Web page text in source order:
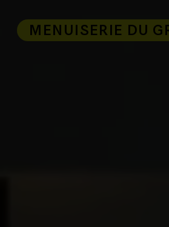
MENUISERIE DU